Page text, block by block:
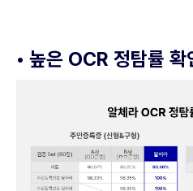
• 높은 OCR 정탐률 확